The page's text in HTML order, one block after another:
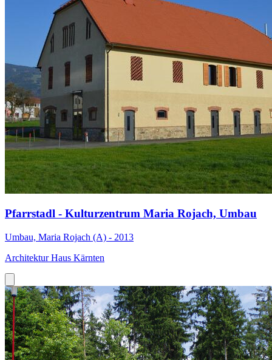
Pfarrstadl - Kulturzentrum Maria Rojach, Umbau
Umbau, Maria Rojach (A) - 2013
Architektur Haus Kärnten